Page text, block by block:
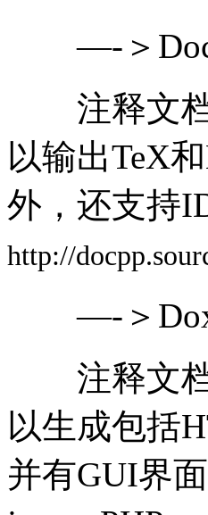
—-＞
注释文档
以输出TeX
外，还支持
http://
—-＞
注释文档
以生成包括
并有GUI界